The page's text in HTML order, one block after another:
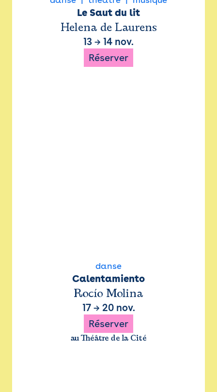
Le Saut du lit
Helena de Laurens
13 → 14 nov.
Réserver
danse
Calentamiento
Rocío Molina
17→ 20 nov.
Réserver
au Théâtre de la Cité